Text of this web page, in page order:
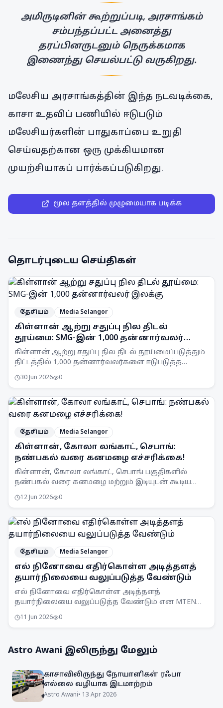
அமிருடினின் கூற்றுப்படி, அரசாங்கம்
சம்பந்தப்பட்ட அனைத்து
தரப்பினருடனும் நெருக்கமாக
இணைந்து செயல்பட்டு வருகிறது.
மலேசிய அரசாங்கத்தின் இந்த நடவடிக்கை,
காசா உதவிப் பணியில் ஈடுபடும்
மலேசியர்களின் பாதுகாப்பை உறுதி
செய்வதற்கான ஒரு முக்கியமான
முயற்சியாகப் பார்க்கப்படுகிறது.
மூல தளத்தில் முழுமையாக படிக்க
தொடர்புடைய செய்திகள்
தேசியம் Media Selangor
கிள்ளான் ஆற்று சதுப்பு நில திடல்
தூய்மை: SMG-இன் 1,000 தன்னார்வலர்
இலக்கு
கிள்ளான் ஆற்று சதுப்பு நில திடல் தூய்மைப்படுத்தும்
திட்டத்தில் 1,000 தன்னார்வலர்களை ஈடுபடுத்த
வைத்துள்ளது.
30 Jun 2026 0
தேசியம் Media Selangor
கிள்ளான், கோலா லங்காட், செபாங்:
நண்பகல் வரை கனமழை எச்சரிக்கை!
கிள்ளான், கோலா லங்காட், செபாங் பகுதிகளில்
நண்பகல் வரை கனமழை மற்றும் இடியுடன் கூடிய
எச்சரிக்கை விடுத்துள்ளது.
12 Jun 2026 0
தேசியம் Media Selangor
எல் நினோவை எதிர்கொள்ள அடித்தளத்
தயார்நிலையை வலுப்படுத்த வேண்டும்
எல் நினோவை எதிர்கொள்ள அடித்தளத்
தயார்நிலையை வலுப்படுத்த வேண்டும் என MTEN
விழிப்புணர்வு அதிகரிக்கப்படும்.
11 Jun 2026 0
Astro Awani இலிருந்து மேலும்
காசாவிலிருந்து நோயாளிகள் ரஃபா
எல்லை வழியாக இடமாற்றம்
Astro Awani• 13 Apr 2026